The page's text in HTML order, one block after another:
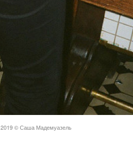
© Саша Мадемуазель